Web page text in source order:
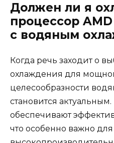
Должен ли я
процессор
с водяным
Когда речь заходит о
охлаждения для
целесообразности
становится
обеспечивают
что особенно важно